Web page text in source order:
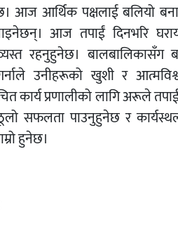
आज आर्थिक पक्षलाई बलियो
आज तपाईं दिनभरि
रहनुहुनेछ। बालबालिकासँग
उनीहरूको खुशी र
कार्य प्रणालीको लागि अरूले
सफलता पाउनुहुनेछ र
हुनेछ।